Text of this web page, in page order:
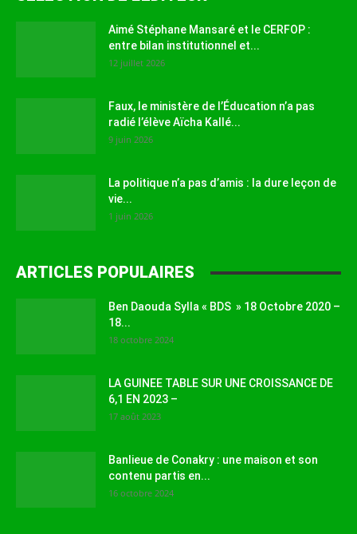
Aimé Stéphane Mansaré et le CERFOP :
entre bilan institutionnel et...
12 juillet 2026
Faux, le ministère de l’Éducation n’a pas
radié l’élève Aïcha Kallé...
9 juin 2026
La politique n’a pas d’amis : la dure leçon de
vie...
1 juin 2026
ARTICLES POPULAIRES
Ben Daouda Sylla « BDS » 18 Octobre 2020 –
18...
18 octobre 2024
LA GUINEE TABLE SUR UNE CROISSANCE DE
6,1 EN 2023 –
17 août 2023
Banlieue de Conakry : une maison et son
contenu partis en...
16 octobre 2024